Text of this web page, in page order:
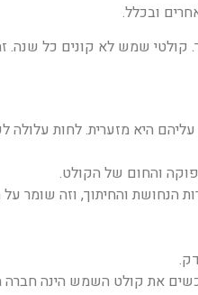
ובכלל.
קולטי שמש לא קונים כל שנה.
היא מזערית. לחות עלולה
והחום של הקולט.
והחיתוך, וזה שומר על
את קולט השמש הינה חברה